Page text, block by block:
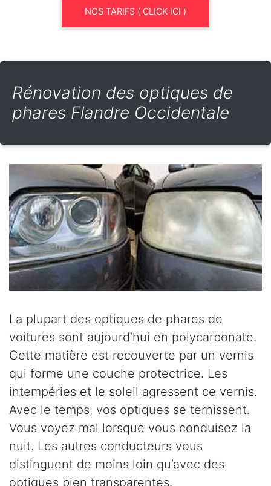
NOS TARIFS ( CLICK ICI )
Rénovation des optiques de
phares Flandre Occidentale
La plupart des optiques de phares de
voitures sont aujourd’hui en polycarbonate.
Cette matière est recouverte par un vernis
qui forme une couche protectrice. Les
intempéries et le soleil agressent ce vernis.
Avec le temps, vos optiques se ternissent.
Vous voyez mal lorsque vous conduisez la
nuit. Les autres conducteurs vous
distinguent de moins loin qu’avec des
optiques bien transparentes.